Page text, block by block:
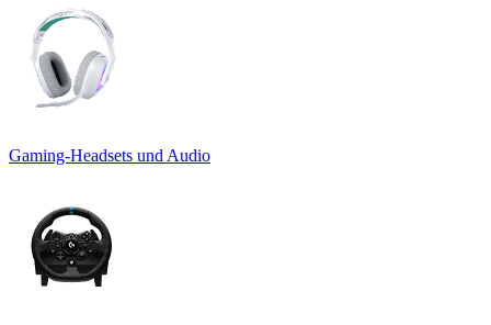
Gaming-Headsets und Audio